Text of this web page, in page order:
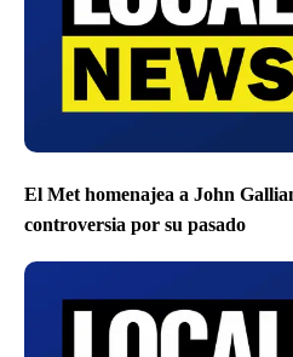
El Met homenajea a John
controversia por su pasado